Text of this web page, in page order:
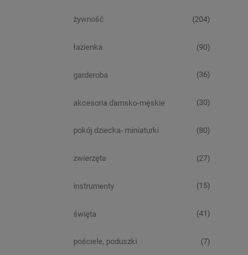
żywność (204)
łazienka (90)
garderoba (36)
akcesoria damsko-męskie (30)
pokój dziecka- miniaturki (80)
zwierzęta (27)
instrumenty (15)
święta (41)
pościele, poduszki (7)